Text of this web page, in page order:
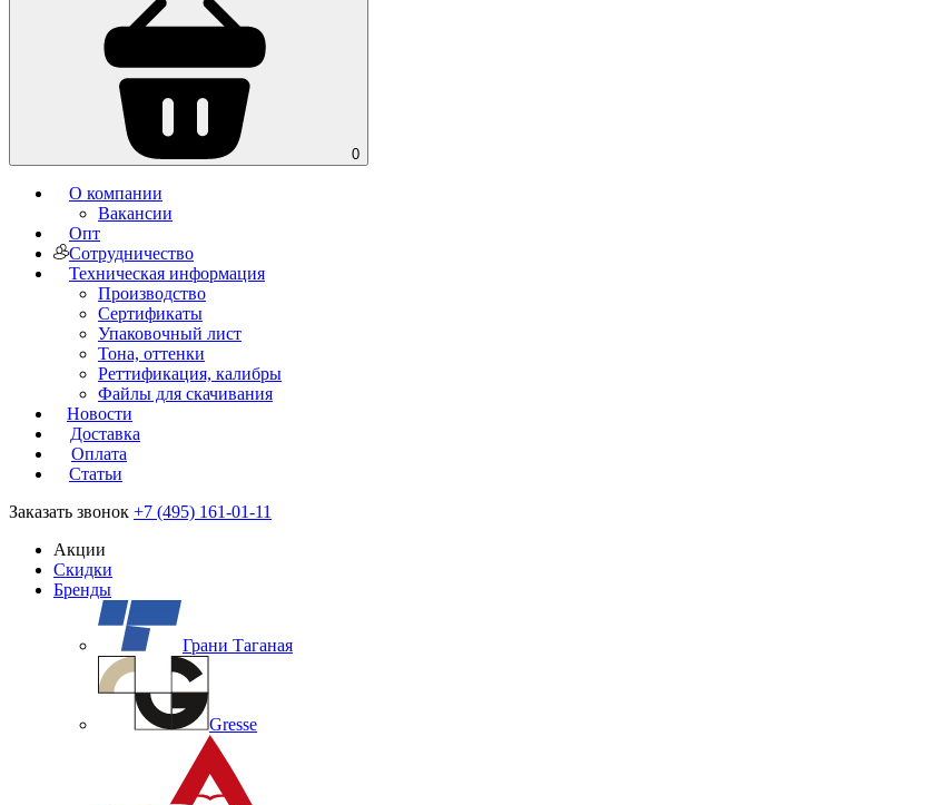
0
О компании
Вакансии
Опт
Сотрудничество
Техническая информация
Производство
Сертификаты
Упаковочный лист
Тона, оттенки
Реттификация, калибры
Файлы для cкачивания
Новости
Доставка
Оплата
Статьи
Заказать звонок +7 (495) 161-01-11
Акции
Скидки
Бренды
Грани Таганая
Gresse